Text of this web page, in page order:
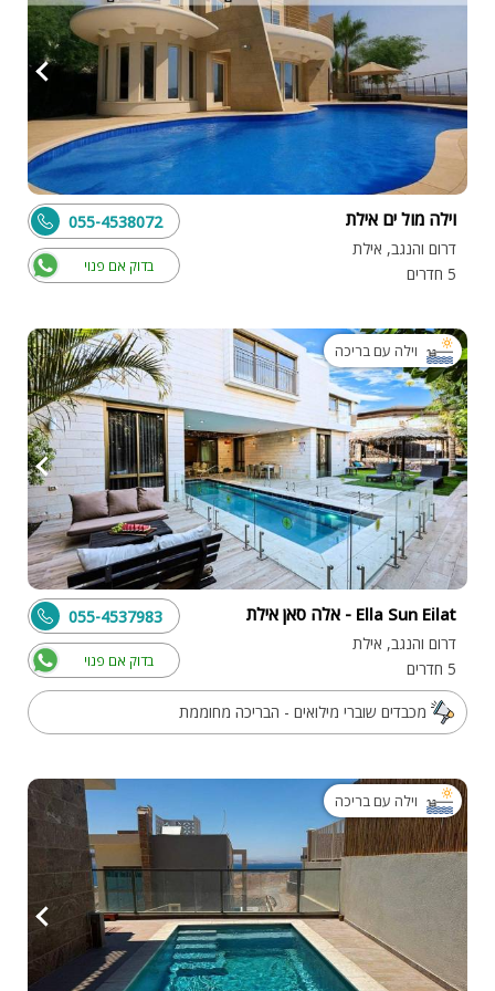
וילה מול ים אילת
דרום והנגב, אילת
5 חדרים
בדוק אם פנוי
055-4538072
וילה עם בריכה
Ella Sun Eilat - אלה סאן אילת
דרום והנגב, אילת
5 חדרים
בדוק אם פנוי
055-4537983
מכבדים שוברי מילואים - הבריכה מחוממת
וילה עם בריכה